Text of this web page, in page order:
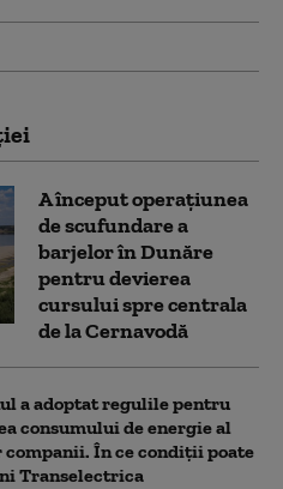
A început operațiunea
de scufundare a
barjelor în Dunăre
pentru devierea
cursului spre centrala
de la Cernavodă
a adoptat regulile pentru
consumului de energie al
În ce condiții poate
Transelectrica